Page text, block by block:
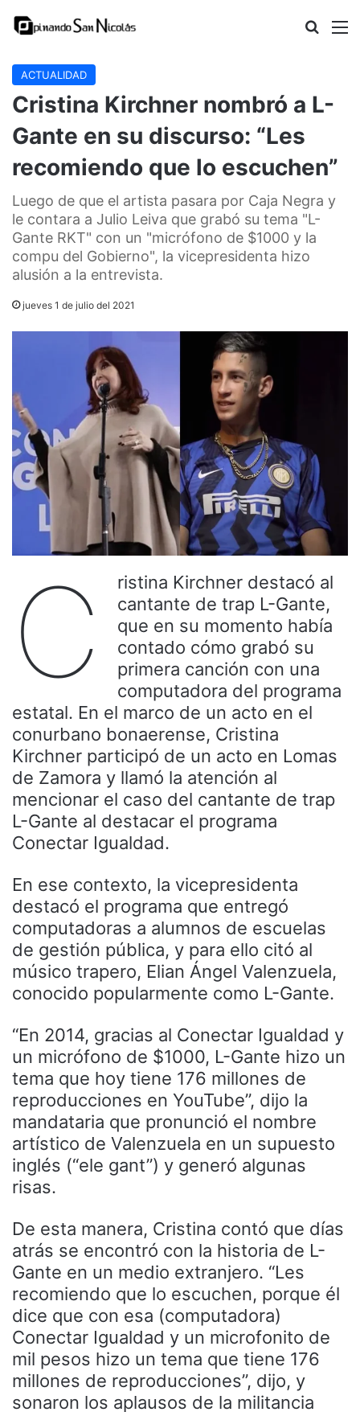
Buscar
ACTUALIDAD
Cristina Kirchner nombró a L-
Gante en su discurso: “Les
recomiendo que lo escuchen”
Luego de que el artista pasara por Caja Negra y
le contara a Julio Leiva que grabó su tema "L-
Gante RKT" con un "micrófono de $1000 y la
compu del Gobierno", la vicepresidenta hizo
alusión a la entrevista.
jueves 1 de julio del 2021
C
ristina Kirchner destacó al
cantante de trap L-Gante,
que en su momento había
contado cómo grabó su
primera canción con una
computadora del programa
estatal. En el marco de un acto en el
conurbano bonaerense, Cristina
Kirchner participó de un acto en Lomas
de Zamora y llamó la atención al
mencionar el caso del cantante de trap
L-Gante al destacar el programa
Conectar Igualdad.
En ese contexto, la vicepresidenta
destacó el programa que entregó
computadoras a alumnos de escuelas
de gestión pública, y para ello citó al
músico trapero, Elian Ángel Valenzuela,
conocido popularmente como L-Gante.
“En 2014, gracias al Conectar Igualdad y
un micrófono de $1000, L-Gante hizo un
tema que hoy tiene 176 millones de
reproducciones en YouTube”, dijo la
mandataria que pronunció el nombre
artístico de Valenzuela en un supuesto
inglés (“ele gant”) y generó algunas
risas.
De esta manera, Cristina contó que días
atrás se encontró con la historia de L-
Gante en un medio extranjero. “Les
recomiendo que lo escuchen, porque él
dice que con esa (computadora)
Conectar Igualdad y un microfonito de
mil pesos hizo un tema que tiene 176
millones de reproducciones”, dijo, y
sonaron los aplausos de la militancia